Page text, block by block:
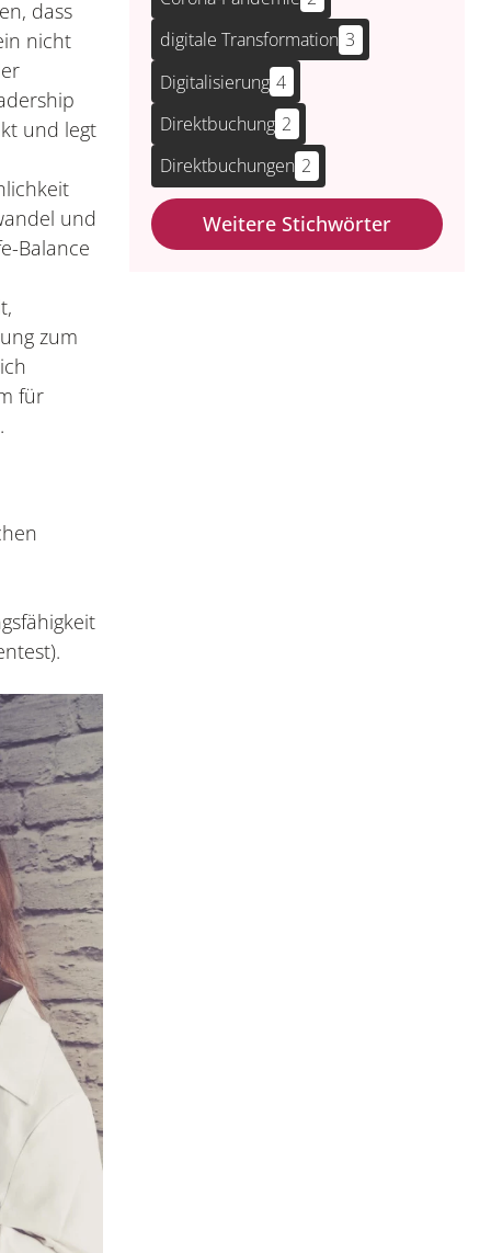
dass
nicht
und legt
und
Balance
zum
für
digitale Transformation 3
Digitalisierung 4
Direktbuchung 2
Direktbuchungen 2
Weitere Stichwörter